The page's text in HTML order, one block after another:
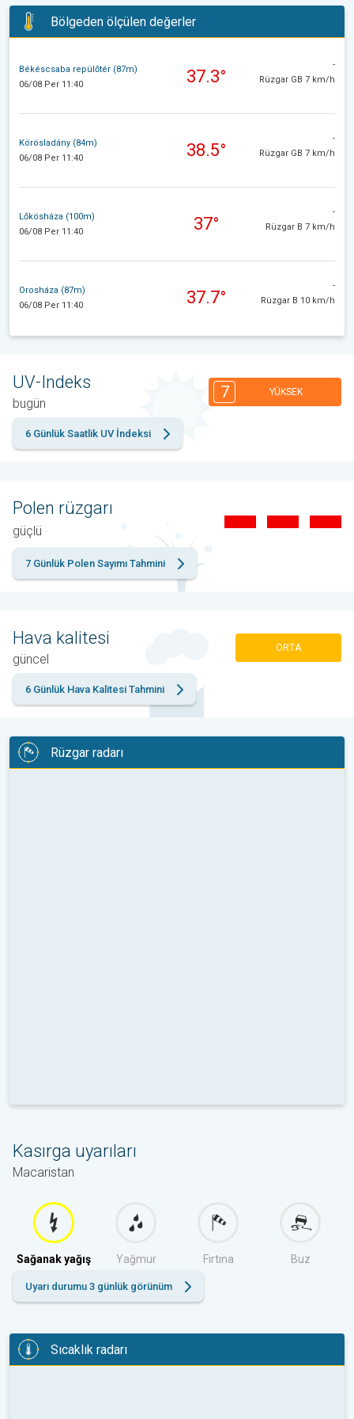
Bölgeden ölçülen değerler
Békéscsaba repülőtér (87m)
06/08 Per 11:40
37.3°
-
Rüzgar GB 7 km/h
Körösladány (84m)
06/08 Per 11:40
38.5°
-
Rüzgar GB 7 km/h
Lőkösháza (100m)
06/08 Per 11:40
37°
-
Rüzgar B 7 km/h
Orosháza (87m)
06/08 Per 11:40
37.7°
-
Rüzgar B 10 km/h
UV-Indeks
bugün
7 YÜKSEK
6 Günlük Saatlik UV İndeksi
Polen rüzgarı
güçlü
7 Günlük Polen Sayımı Tahmini
Hava kalitesi
güncel
ORTA
6 Günlük Hava Kalitesi Tahmini
Rüzgar radarı
Kasırga uyarıları
Macaristan
Sağanak yağış Yağmur Fırtına Buz
Uyarı durumu 3 günlük görünüm
Sıcaklık radarı